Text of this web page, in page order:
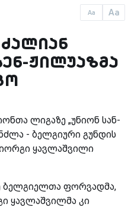
Aa Aa
ჟილუაზმა
ლიგაზე „უნიონ სან-
- ბელგიური გუნდის
ყავლაშვილი
ბელგიელთა ფორვადმა,
ყავლაშვილმა კი